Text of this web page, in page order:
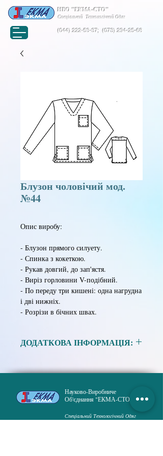
(044) 222-53-37;(073) 294-25-68
НВО "ЕКМА-СТО"
Спеціальний Технологічний Одяг
Блузон чоловічий мод.
№44
Опис виробу:
- Блузон прямого силуету.
- Спинка з кокеткою.
- Рукав довгий, до зап'ястя.
- Виріз горловини V-подібний.
- По переду три кишені: одна нагрудна
і дві нижніх.
- Розрізи в бічних швах.
ДОДАТКОВА ІНФОРМАЦІЯ:
Тканина сумішева в асортименті.
Розмір:88, 92, 96, 100, 104, 108, 112,
116, 120.
158, 164, 170, 176, 182, 188,
Науково-Виробниче
Об'єднання "ЕКМА-СТО"
Спеціальний Технологічний Одяг